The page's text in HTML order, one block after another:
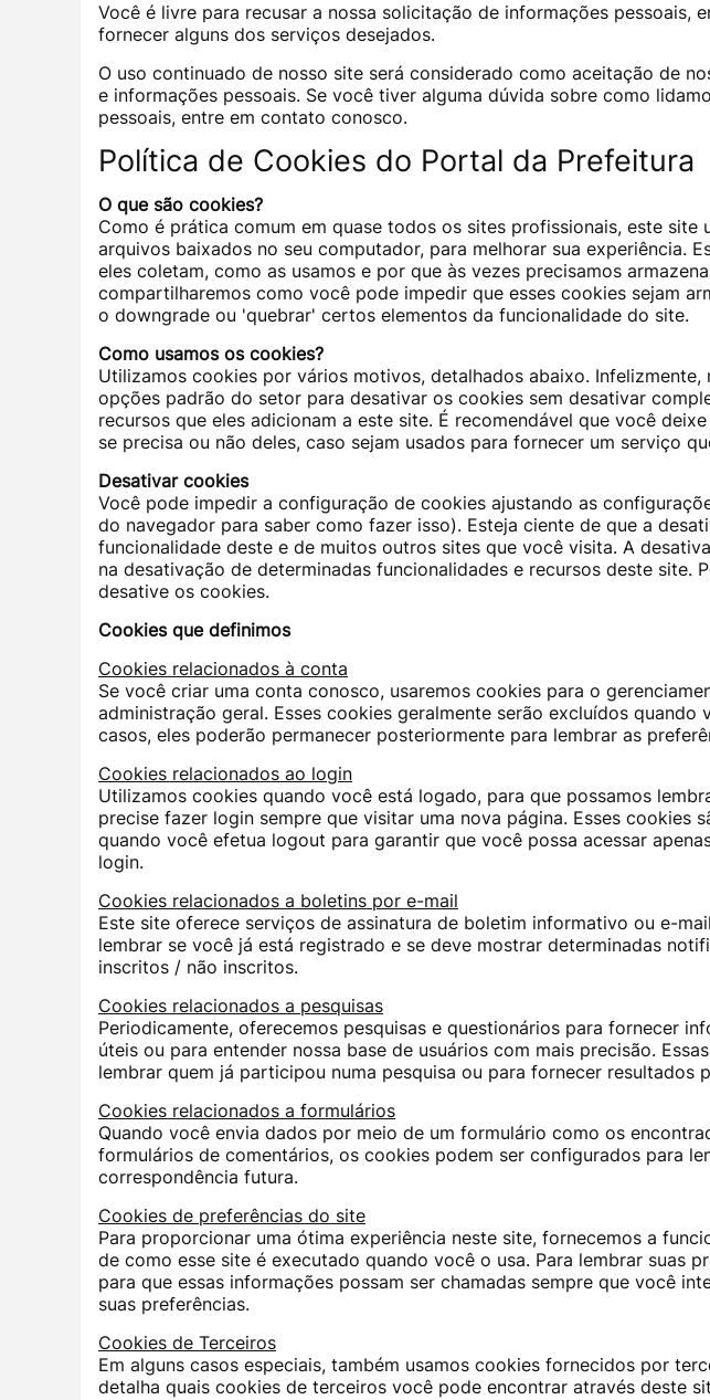
Você é livre para recusar a nossa solicitação de informações pessoais,
fornecer alguns dos serviços desejados.
O uso continuado de nosso site será considerado como aceitação de
e informações pessoais. Se você tiver alguma dúvida sobre como
pessoais, entre em contato conosco.
Política de Cookies do Portal da Prefeitura
O que são cookies?
Como é prática comum em quase todos os sites profissionais, este site
arquivos baixados no seu computador, para melhorar sua experiência.
eles coletam, como as usamos e por que às vezes precisamos
compartilharemos como você pode impedir que esses cookies sejam
o downgrade ou 'quebrar' certos elementos da funcionalidade do site.
Como usamos os cookies?
Utilizamos cookies por vários motivos, detalhados abaixo. Infelizmente,
opções padrão do setor para desativar os cookies sem desativar
recursos que eles adicionam a este site. É recomendável que você
se precisa ou não deles, caso sejam usados ​​para fornecer um serviço
Desativar cookies
Você pode impedir a configuração de cookies ajustando as
do navegador para saber como fazer isso). Esteja ciente de que a
funcionalidade deste e de muitos outros sites que você visita. A
na desativação de determinadas funcionalidades e recursos deste site.
desative os cookies.
Cookies que definimos
Cookies relacionados à conta
Se você criar uma conta conosco, usaremos cookies para o
administração geral. Esses cookies geralmente serão excluídos quando
casos, eles poderão permanecer posteriormente para lembrar as
Cookies relacionados ao login
Utilizamos cookies quando você está logado, para que possamos
precise fazer login sempre que visitar uma nova página. Esses cookies
quando você efetua logout para garantir que você possa acessar
login.
Cookies relacionados a boletins por e-mail
Este site oferece serviços de assinatura de boletim informativo ou e-
lembrar se você já está registrado e se deve mostrar determinadas
inscritos / não inscritos.
Cookies relacionados a pesquisas
Periodicamente, oferecemos pesquisas e questionários para fornecer
úteis ou para entender nossa base de usuários com mais precisão.
lembrar quem já participou numa pesquisa ou para fornecer resultados
Cookies relacionados a formulários
Quando você envia dados por meio de um formulário como os
formulários de comentários, os cookies podem ser configurados para
correspondência futura.
Cookies de preferências do site
Para proporcionar uma ótima experiência neste site, fornecemos a
de como esse site é executado quando você o usa. Para lembrar suas
para que essas informações possam ser chamadas sempre que você
suas preferências.
Cookies de Terceiros
Em alguns casos especiais, também usamos cookies fornecidos por
detalha quais cookies de terceiros você pode encontrar através deste